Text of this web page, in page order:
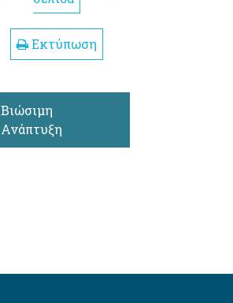
Εκτύπωση
Βιώσιμη
Ανάπτυξη